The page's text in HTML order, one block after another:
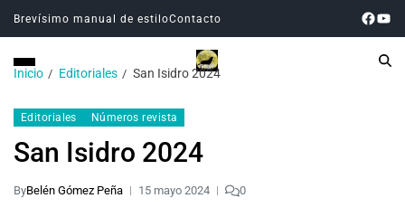
Brevísimo manual de estiloContacto
Inicio Editoriales San Isidro 2024
Editoriales Números revista
San Isidro 2024
ByBelén Gómez Peña 15 mayo 2024 0